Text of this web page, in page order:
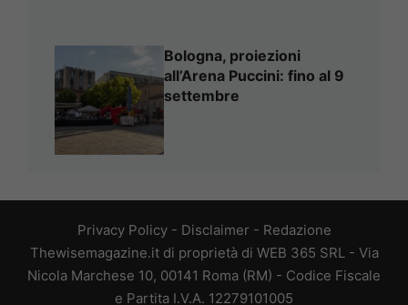
Bologna, proiezioni
all’Arena Puccini: fino al 9
settembre
Privacy Policy- Disclaimer - Redazione
Thewisemagazine.it di proprietà di WEB 365 SRL - Via
Nicola Marchese 10, 00141 Roma (RM) - Codice Fiscale
e Partita I.V.A. 12279101005